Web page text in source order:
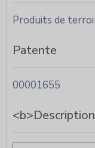
Produits de
Patente
00001655